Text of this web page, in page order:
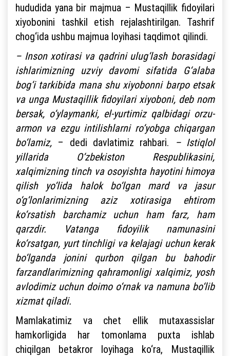
hududida yana bir majmua – Mustaqillik fidoyilari
xiyobonini tashkil etish rejalashtirilgan. Tashrif
chog‘ida ushbu majmua loyihasi taqdimot qilindi.
– Inson xotirasi va qadrini ulug‘lash borasidagi
ishlarimizning uzviy davomi sifatida G‘alaba
bog‘i tarkibida mana shu xiyobonni barpo etsak
va unga Mustaqillik fidoyilari xiyoboni, deb nom
bersak, o‘ylaymanki, el-yurtimiz qalbidagi orzu-
armon va ezgu intilishlarni ro‘yobga chiqargan
bo‘lamiz, – dedi davlatimiz rahbari.
– Istiqlol
yillarida O‘zbekiston Respublikasini,
xalqimizning tinch va osoyishta hayotini himoya
qilish yo‘lida halok bo‘lgan mard va jasur
o‘g‘lonlarimizning aziz xotirasiga ehtirom
ko‘rsatish barchamiz uchun ham farz, ham
qarzdir. Vatanga fidoyilik namunasini
ko‘rsatgan, yurt tinchligi va kelajagi uchun kerak
bo‘lganda jonini qurbon qilgan bu bahodir
farzandlarimizning qahramonligi xalqimiz, yosh
avlodimiz uchun doimo o‘rnak va namuna bo‘lib
xizmat qiladi.
Mamlakatimiz va chet ellik mutaxassislar
hamkorligida har tomonlama puxta ishlab
chiqilgan betakror loyihaga ko‘ra, Mustaqillik